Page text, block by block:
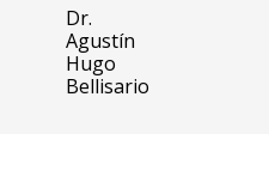
Dr.
Agustín
Hugo
Bellisario